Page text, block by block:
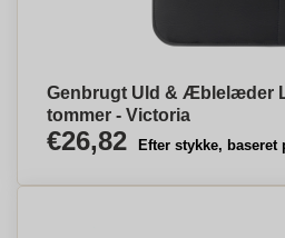
Genbrugt Uld & Æblelæder
tommer - Victoria
€26,82 Efter stykke, baseret